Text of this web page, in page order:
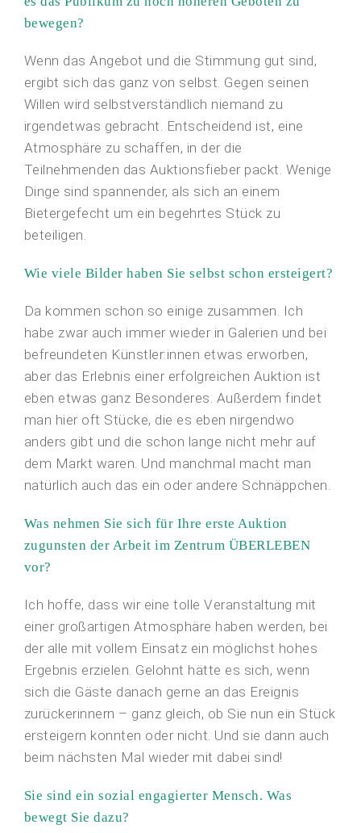
bewegen?
Wenn das Angebot und die Stimmung gut sind,
ergibt sich das ganz von selbst. Gegen seinen
Willen wird selbstverständlich niemand zu
irgendetwas gebracht. Entscheidend ist, eine
Atmosphäre zu schaffen, in der die
Teilnehmenden das Auktionsfieber packt. Wenige
Dinge sind spannender, als sich an einem
Bietergefecht um ein begehrtes Stück zu
beteiligen.
Wie viele Bilder haben Sie selbst schon ersteigert?
Da kommen schon so einige zusammen. Ich
habe zwar auch immer wieder in Galerien und bei
befreundeten Künstler:innen etwas erworben,
aber das Erlebnis einer erfolgreichen Auktion ist
eben etwas ganz Besonderes. Außerdem findet
man hier oft Stücke, die es eben nirgendwo
anders gibt und die schon lange nicht mehr auf
dem Markt waren. Und manchmal macht man
natürlich auch das ein oder andere Schnäppchen.
Was nehmen Sie sich für Ihre erste Auktion
zugunsten der Arbeit im Zentrum ÜBERLEBEN
vor?
Ich hoffe, dass wir eine tolle Veranstaltung mit
einer großartigen Atmosphäre haben werden, bei
der alle mit vollem Einsatz ein möglichst hohes
Ergebnis erzielen. Gelohnt hätte es sich, wenn
sich die Gäste danach gerne an das Ereignis
zurückerinnern – ganz gleich, ob Sie nun ein Stück
ersteigern konnten oder nicht. Und sie dann auch
beim nächsten Mal wieder mit dabei sind!
Sie sind ein sozial engagierter Mensch. Was
bewegt Sie dazu?